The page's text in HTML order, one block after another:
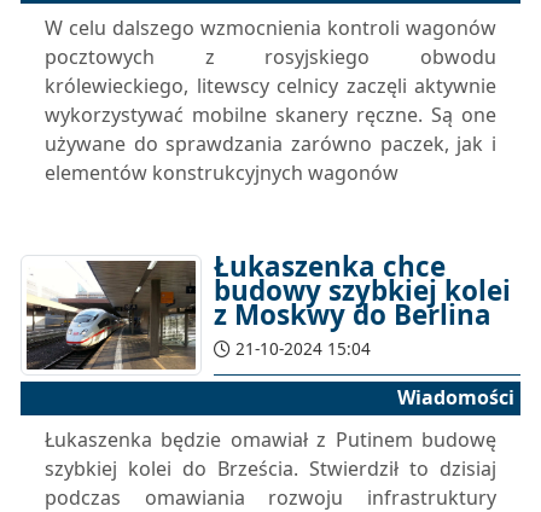
W celu dalszego wzmocnienia kontroli wagonów
pocztowych z rosyjskiego obwodu
królewieckiego, litewscy celnicy zaczęli aktywnie
wykorzystywać mobilne skanery ręczne. Są one
używane do sprawdzania zarówno paczek, jak i
elementów konstrukcyjnych wagonów
Łukaszenka chce
budowy szybkiej kolei
z Moskwy do Berlina
21-10-2024 15:04
Wiadomości
Łukaszenka będzie omawiał z Putinem budowę
szybkiej kolei do Brześcia. Stwierdził to dzisiaj
podczas omawiania rozwoju infrastruktury